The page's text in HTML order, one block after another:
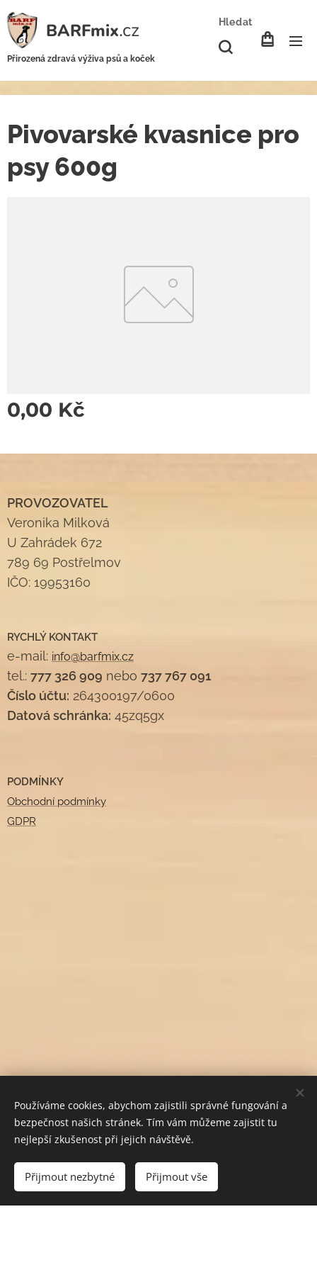
BARFmix.cz
Přirozená zdravá výživa psů a koček
Hledat
Pivovarské kvasnice pro
psy 600g
0,00 Kč
Do košíku
PROVOZOVATEL
Veronika Milková
U Zahrádek 672
789 69 Postřelmov
IČO: 19953160
RYCHLÝ KONTAKT
e-mail: info@barfmix.cz
tel.: 777 326 909 nebo 737 767 091
Číslo účtu: 264300197/0600
Datová schránka: 45zq5gx
PODMÍNKY
Obchodní podmínky
GDPR
Používáme cookies, abychom zajistili správné fungování a
bezpečnost našich stránek. Tím vám můžeme zajistit tu
nejlepší zkušenost při jejich návštěvě.
Přijmout nezbytné Přijmout vše